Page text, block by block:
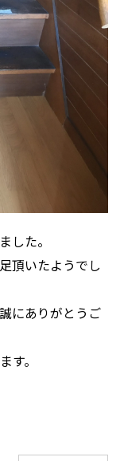
した。
頂いたようでし
にありがとうご
す。
さい